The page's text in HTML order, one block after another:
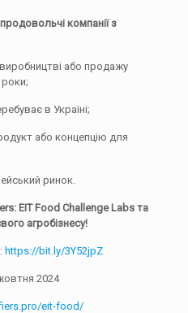
компанії з
або продажу
в Україні;
або концепцію для
ринок.
EIT Food Challenge Labs та
агробізнесу!
https://bit.ly/3Y52jpZ
2024
eit-food/